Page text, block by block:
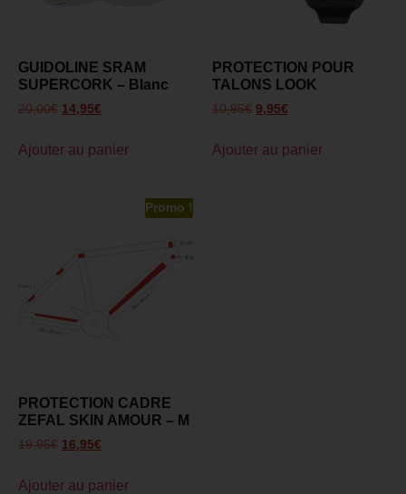
GUIDOLINE SRAM
SUPERCORK – Blanc
20,00€ 14,95€
Ajouter au panier
PROTECTION POUR
TALONS LOOK
10,95€ 9,95€
Ajouter au panier
Promo !
PROTECTION CADRE
ZEFAL SKIN AMOUR – M
19,95€ 16,95€
Ajouter au panier